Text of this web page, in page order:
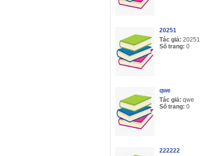
20251
Tác giả: 20251
Số trang: 0
qwe
Tác giả: qwe
Số trang: 0
222222